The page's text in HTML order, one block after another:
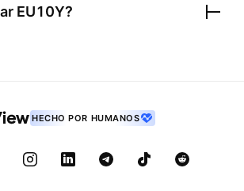
EU10Y?
HECHO POR HUMANOS